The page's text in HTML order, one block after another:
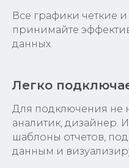
Все графики четкие
принимайте
данных.
Легко
Для подключения не
аналитик, дизайнер.
шаблоны отчетов,
данным и